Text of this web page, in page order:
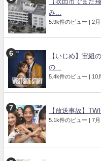
み...
5.9k件のビュー | 2
【いじめ】宙組
の...
5.4k件のビュー | 10
【放送事故】
5.1k件のビュー | 7